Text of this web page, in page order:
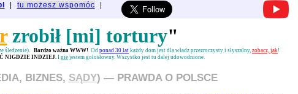
tu możesz wspomóc
zrobił [mi] tortury"
śledzenie). Bardzo ważna WWW! Od ponad 30 lat każdy dom jest dla władz przezroczysty i słyszalny, zobacz, jak!
NIGDZIE INDZIEJ. I nie jestem gołosłowny. Wszystko jest tu dalej udowodnione.
BIZNES, SĄDY) — PRAWDA O POLSCE